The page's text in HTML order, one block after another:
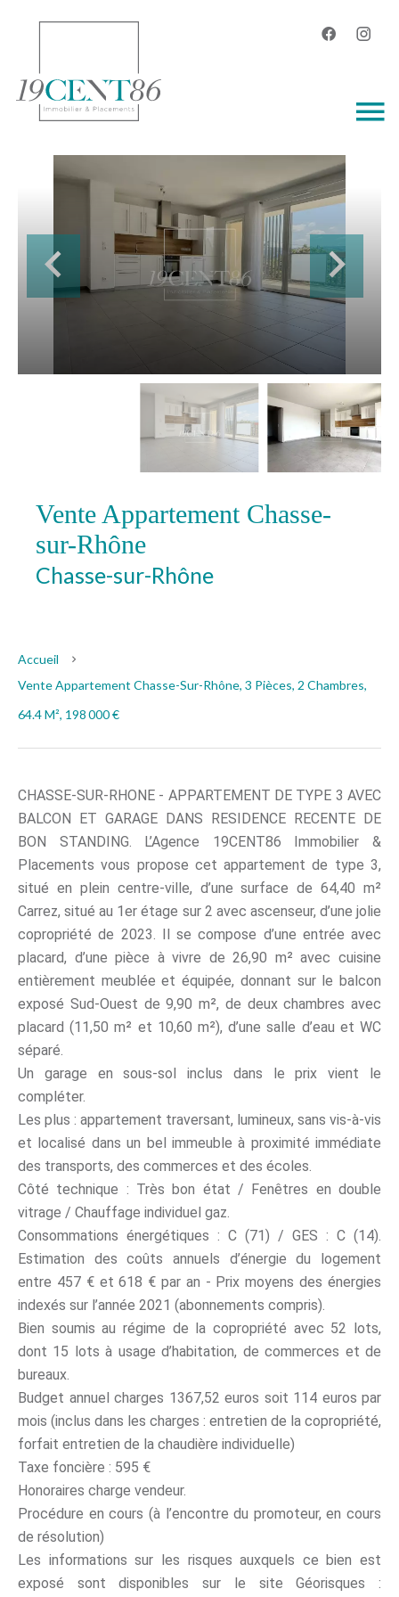
Vente Appartement Chasse-
sur-Rhône
Chasse-sur-Rhône
Accueil
Vente Appartement Chasse-Sur-Rhône, 3 Pièces, 2 Chambres,
64.4 M², 198 000 €
CHASSE-SUR-RHONE - APPARTEMENT DE TYPE 3 AVEC
BALCON ET GARAGE DANS RESIDENCE RECENTE DE
BON STANDING. L’Agence 19CENT86 Immobilier &
Placements vous propose cet appartement de type 3,
situé en plein centre-ville, d’une surface de 64,40 m²
Carrez, situé au 1er étage sur 2 avec ascenseur, d’une jolie
copropriété de 2023. Il se compose d’une entrée avec
placard, d’une pièce à vivre de 26,90 m² avec cuisine
entièrement meublée et équipée, donnant sur le balcon
exposé Sud-Ouest de 9,90 m², de deux chambres avec
placard (11,50 m² et 10,60 m²), d’une salle d’eau et WC
séparé.
Un garage en sous-sol inclus dans le prix vient le
compléter.
Les plus : appartement traversant, lumineux, sans vis-à-vis
et localisé dans un bel immeuble à proximité immédiate
des transports, des commerces et des écoles.
Côté technique : Très bon état / Fenêtres en double
vitrage / Chauffage individuel gaz.
Consommations énergétiques : C (71) / GES : C (14).
Estimation des coûts annuels d’énergie du logement
entre 457 € et 618 € par an - Prix moyens des énergies
indexés sur l’année 2021 (abonnements compris).
Bien soumis au régime de la copropriété avec 52 lots,
dont 15 lots à usage d’habitation, de commerces et de
bureaux.
Budget annuel charges 1367,52 euros soit 114 euros par
mois (inclus dans les charges : entretien de la copropriété,
forfait entretien de la chaudière individuelle)
Taxe foncière : 595 €
Honoraires charge vendeur.
Procédure en cours (à l’encontre du promoteur, en cours
de résolution)
Les informations sur les risques auxquels ce bien est
exposé sont disponibles sur le site Géorisques :